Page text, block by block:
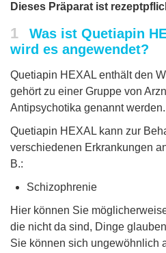
Dieses Präparat ist
1
Was ist Quetiapin
wird es angewendet?
Quetiapin HEXAL enthält den
gehört zu einer Gruppe von
Antipsychotika genannt werden.
Quetiapin HEXAL kann zur
verschiedenen Erkrankungen
B.:
Schizophrenie
Hier können Sie
die nicht da sind, Dinge
Sie können sich ungewöhnlich